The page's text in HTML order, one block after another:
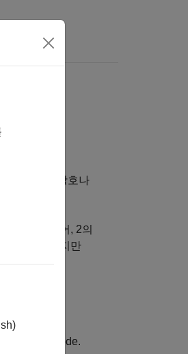
생성기는 괄호나
다. 예를 들어, 2의
효율적이지만
code.